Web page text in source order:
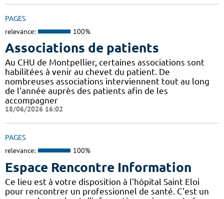
PAGES
relevance: 100%
Associations de patients
Au CHU de Montpellier, certaines associations sont
habilitées à venir au chevet du patient. De
nombreuses associations interviennent tout au long
de l'année auprès des patients afin de les
accompagner
18/06/2026 16:02
PAGES
relevance: 100%
Espace Rencontre Information
Ce lieu est à votre disposition à l'hôpital Saint Eloi
pour rencontrer un professionnel de santé. C'est un